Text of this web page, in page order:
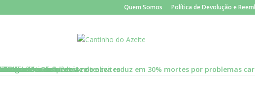
Quem Somos Política de Devolução e
do Cantinho do Azeite
de oliva
segredoscom seus pratos
Azeite de Oliva
e sua influência nos azeites
do azeite de oliva
de oliva
oliva com azeite de oliva reduz em 30% mortes por problemas
brasileiro
Oliva